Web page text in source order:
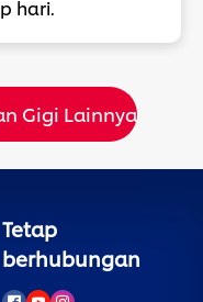
hari.
Gigi Lainnya
Tetap
berhubungan